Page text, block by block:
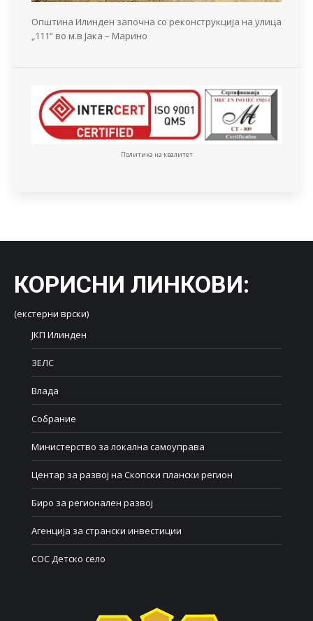
Општина Илинден започна со реконструкција на улица
„111“ во м.в Јака – Марино
Политика на квалитет
КОРИСНИ ЛИНКОВИ:
(екстерни врски)
ЈКП Илинден
ЗЕЛС
Влада
Собрание
Министерство за локална самоуправа
Центар за развој на Скопски плански регион
Биро за регионален развој
Агенција за странски инвестиции
СОС Детско село